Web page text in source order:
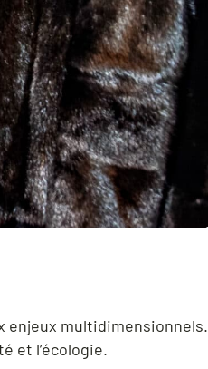
enjeux multidimensionnels.
et l’écologie.